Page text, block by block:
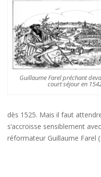
Guillaume Farel préchant
court séjour en
dès 1525. Mais il faut
s’accroisse sensiblement
réformateur Guillaume Farel